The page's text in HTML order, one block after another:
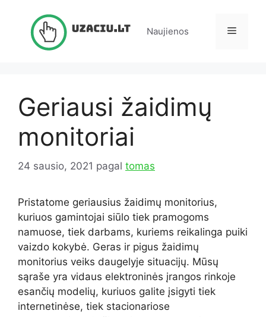
Naujienos Meniu
Geriausi žaidimų
monitoriai
24 sausio, 2021 pagal tomas
Pristatome geriausius žaidimų monitorius,
kuriuos gamintojai siūlo tiek pramogoms
namuose, tiek darbams, kuriems reikalinga puiki
vaizdo kokybė. Geras ir pigus žaidimų
monitorius veiks daugelyje situacijų. Mūsų
sąraše yra vidaus elektroninės įrangos rinkoje
esančių modelių, kuriuos galite įsigyti tiek
internetinėse, tiek stacionariose